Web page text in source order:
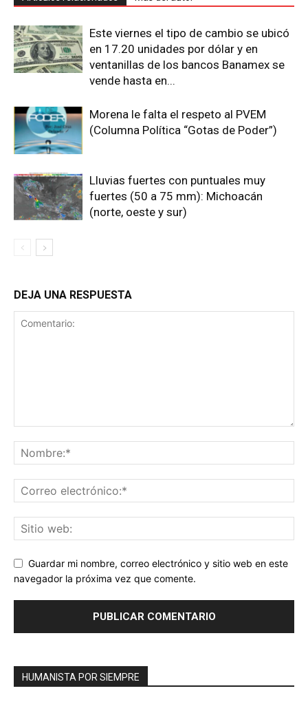
Este viernes el tipo de cambio se ubicó
en 17.20 unidades por dólar y en
ventanillas de los bancos Banamex se
vende hasta en...
Morena le falta el respeto al PVEM
(Columna Política “Gotas de Poder”)
Lluvias fuertes con puntuales muy
fuertes (50 a 75 mm): Michoacán
(norte, oeste y sur)
DEJA UNA RESPUESTA
Guardar mi nombre, correo electrónico y sitio web en este
navegador la próxima vez que comente.
HUMANISTA POR SIEMPRE